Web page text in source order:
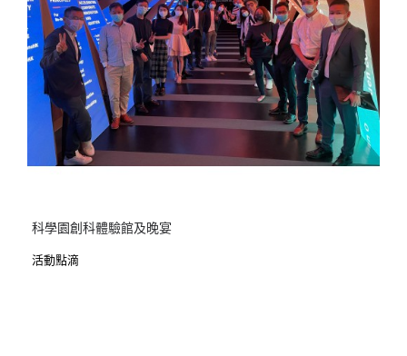
科學園創科體驗館及晚宴
活動點滴